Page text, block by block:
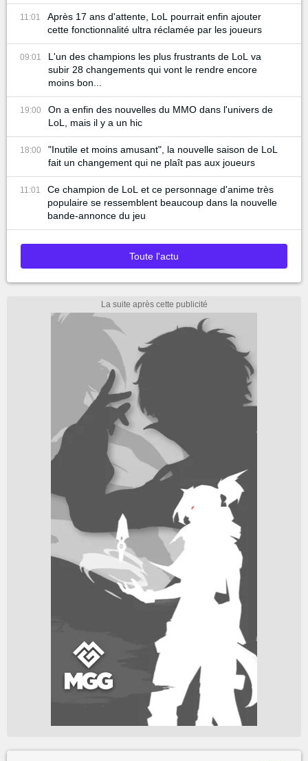
11:01
Après 17 ans d'attente, LoL pourrait enfin ajouter
cette fonctionnalité ultra réclamée par les joueurs
09:01
L'un des champions les plus frustrants de LoL va
subir 28 changements qui vont le rendre encore
moins bon...
19:00
On a enfin des nouvelles du MMO dans l'univers de
LoL, mais il y a un hic
18:00
"Inutile et moins amusant", la nouvelle saison de LoL
fait un changement qui ne plaît pas aux joueurs
11:01
Ce champion de LoL et ce personnage d'anime très
populaire se ressemblent beaucoup dans la nouvelle
bande-annonce du jeu
Toute l'actu